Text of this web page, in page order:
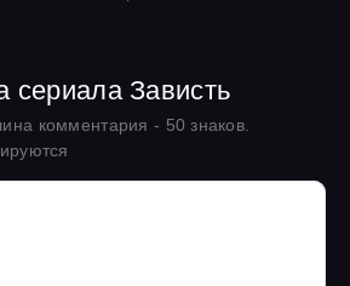
сериала Зависть
комментария - 50 знаков.